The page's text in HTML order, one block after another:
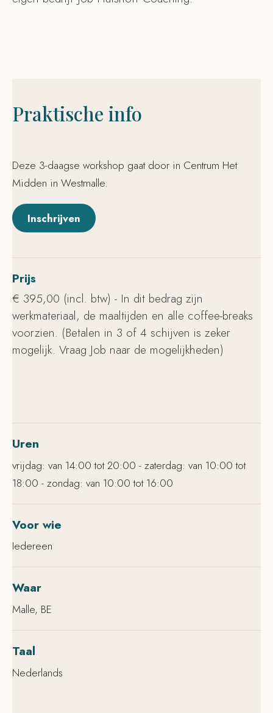
Praktische info
Deze 3-daagse workshop gaat door in Centrum Het
Midden in Westmalle.
Inschrijven
Prijs
€ 395,00 (incl. btw) - In dit bedrag zijn
werkmateriaal, de maaltijden en alle coffee-breaks
voorzien. (Betalen in 3 of 4 schijven is zeker
mogelijk. Vraag Job naar de mogelijkheden)
Uren
vrijdag: van 14:00 tot 20:00 - zaterdag: van 10:00 tot
18:00 - zondag: van 10:00 tot 16:00
Voor wie
Iedereen
Waar
Malle, BE
Taal
Nederlands